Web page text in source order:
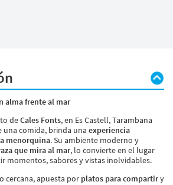
alma frente al mar
deCales Fonts, en Es Castell, Tarambana
una comida, brinda una experiencia
menorquina. Su ambiente moderno y
que mira al mar, lo convierte en el lugar
momentos, sabores y vistas inolvidables.
cercana, apuesta por platos para compartiry